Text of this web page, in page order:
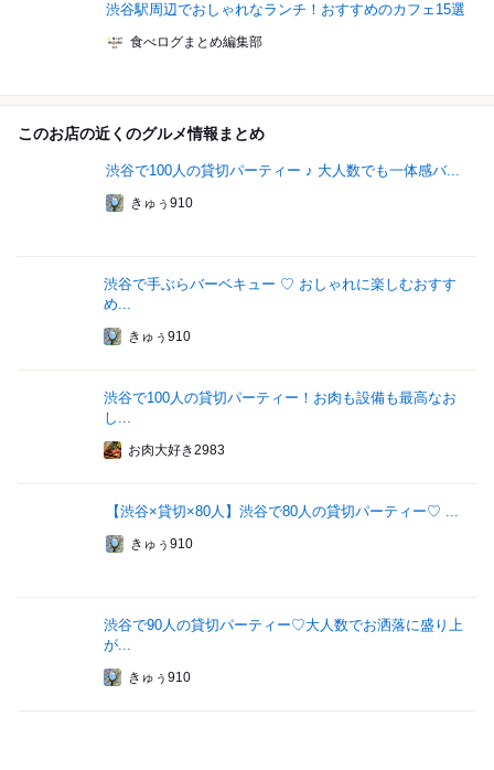
渋谷駅周辺でおしゃれなランチ！おすすめのカフェ15選
食べログまとめ編集部
このお店の近くのグルメ情報まとめ
渋谷で100人の貸切パーティー ♪ 大人数でも一体感バ...
きゅぅ910
渋谷で手ぶらバーベキュー ♡ おしゃれに楽しむおすす
め...
きゅぅ910
渋谷で100人の貸切パーティー！お肉も設備も最高なお
し...
お肉大好き2983
【渋谷×貸切×80人】渋谷で80人の貸切パーティー♡ ...
きゅぅ910
渋谷で90人の貸切パーティー♡大人数でお洒落に盛り上
が...
きゅぅ910